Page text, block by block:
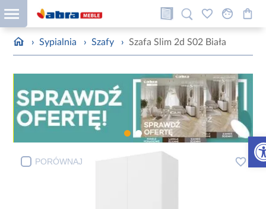
› Sypialnia › Szafy › Szafa Slim 2d S02 Biała
PORÓWNAJ